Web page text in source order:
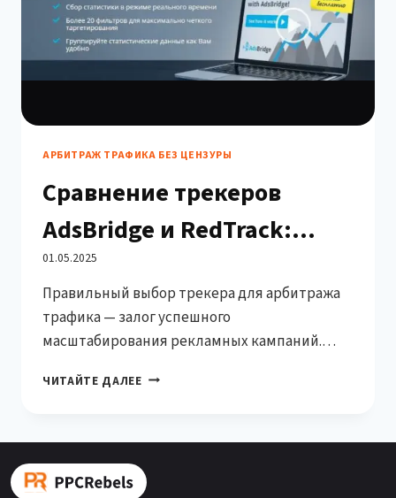
АРБИТРАЖ ТРАФИКА БЕЗ ЦЕНЗУРЫ
Сравнение трекеров
AdsBridge и RedTrack:
какой инструмент
выбрать арбитражнику в
2025 ?
01.05.2025
Правильный выбор трекера для арбитража
трафика — залог успешного
масштабирования рекламных кампаний.
сервиса: AdsBridge и RedTrack, которые
облачный трекер с конструктором
лендингов 🔗 Перейти на сайт AdsBridge
ЧИТАЙТЕ ДАЛЕЕСРАВНЕНИЕ
КАКОЙ
ИНСТРУМЕНТ